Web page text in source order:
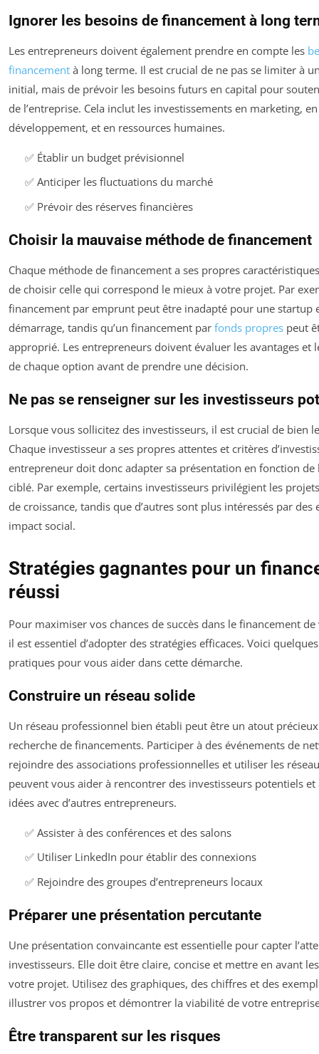
Ignorer les besoins de financement à long
Les entrepreneurs doivent également prendre en compte les
financement à long terme. Il est crucial de ne pas se limiter à
initial, mais de prévoir les besoins futurs en capital pour
de l’entreprise. Cela inclut les investissements en marketing,
développement, et en ressources humaines.
✅ Établir un budget prévisionnel
✅ Anticiper les fluctuations du marché
✅ Prévoir des réserves financières
Choisir la mauvaise méthode de financement
Chaque méthode de financement a ses propres
de choisir celle qui correspond le mieux à votre projet. Par
financement par emprunt peut être inadapté pour une startup
démarrage, tandis qu’un financement par fonds propres peut
approprié. Les entrepreneurs doivent évaluer les avantages et
de chaque option avant de prendre une décision.
Ne pas se renseigner sur les investisseurs
Lorsque vous sollicitez des investisseurs, il est crucial de bien
Chaque investisseur a ses propres attentes et critères
entrepreneur doit donc adapter sa présentation en fonction de
ciblé. Par exemple, certains investisseurs privilégient les
de croissance, tandis que d’autres sont plus intéressés par des
impact social.
Stratégies gagnantes pour un
réussi
Pour maximiser vos chances de succès dans le financement
il est essentiel d’adopter des stratégies efficaces. Voici
pratiques pour vous aider dans cette démarche.
Construire un réseau solide
Un réseau professionnel bien établi peut être un atout
recherche de financements. Participer à des événements de
rejoindre des associations professionnelles et utiliser les
peuvent vous aider à rencontrer des investisseurs potentiels et
idées avec d’autres entrepreneurs.
✅ Assister à des conférences et des salons
✅ Utiliser LinkedIn pour établir des connexions
✅ Rejoindre des groupes d’entrepreneurs locaux
Préparer une présentation percutante
Une présentation convaincante est essentielle pour capter
investisseurs. Elle doit être claire, concise et mettre en avant
votre projet. Utilisez des graphiques, des chiffres et des
illustrer vos propos et démontrer la viabilité de votre
Être transparent sur les risques